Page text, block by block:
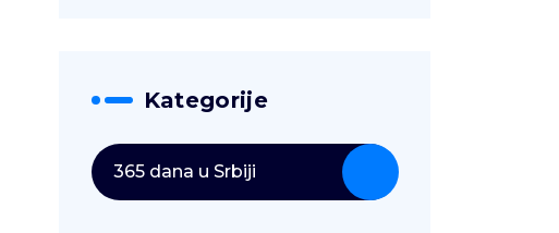
Kategorije
365 dana u Srbiji